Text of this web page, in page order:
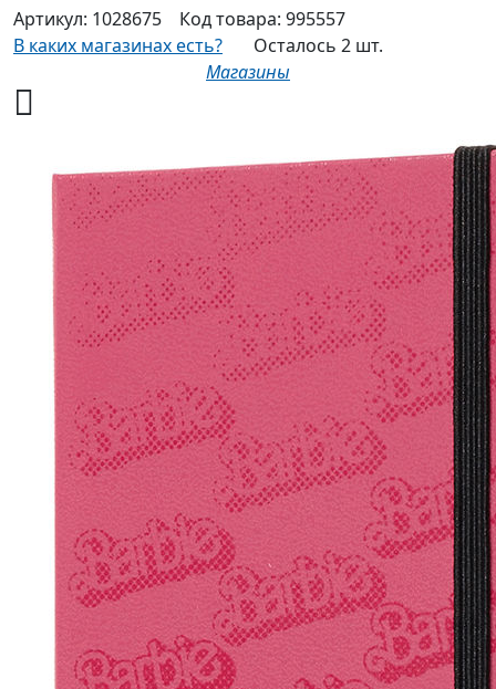
Артикул: 1028675 Код товара: 995557
В каких магазинах есть?
Осталось 2 шт.
Магазины